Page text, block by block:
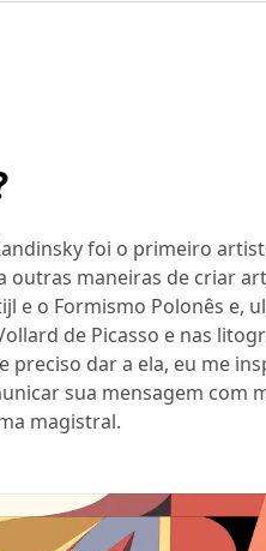
foi o primeiro
maneiras de criar
e o Formismo Polonês
de Picasso e nas
dar a ela, eu me
sua mensagem com
magistral.